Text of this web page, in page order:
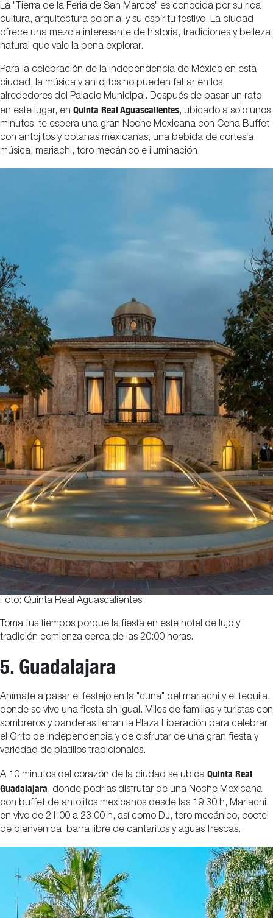
La "Tierra de la Feria de San Marcos" es conocida por su rica
cultura, arquitectura colonial y su espíritu festivo. La ciudad
ofrece una mezcla interesante de historia, tradiciones y belleza
natural que vale la pena explorar.
Para la celebración de la Independencia de México en esta
ciudad, la música y antojitos no pueden faltar en los
alrededores del Palacio Municipal. Después de pasar un rato
en este lugar, en Quinta Real Aguascalientes, ubicado a solo unos
minutos, te espera una gran Noche Mexicana con Cena Buffet
con antojitos y botanas mexicanas, una bebida de cortesía,
música, mariachi, toro mecánico e iluminación.
Foto: Quinta Real Aguascalientes
Toma tus tiempos porque la fiesta en este hotel de lujo y
tradición comienza cerca de las 20:00 horas.
5. Guadalajara
Anímate a pasar el festejo en la "cuna" del mariachi y el tequila,
donde se vive una fiesta sin igual. Miles de familias y turistas con
sombreros y banderas llenan la Plaza Liberación para celebrar
el Grito de Independencia y de disfrutar de una gran fiesta y
variedad de platillos tradicionales.
A 10 minutos del corazón de la ciudad se ubica Quinta Real
Guadalajara, donde podrías disfrutar de una Noche Mexicana
con buffet de antojitos mexicanos desde las 19:30 h, Mariachi
en vivo de 21:00 a 23:00 h, así como DJ, toro mecánico, coctel
de bienvenida, barra libre de cantaritos y aguas frescas.